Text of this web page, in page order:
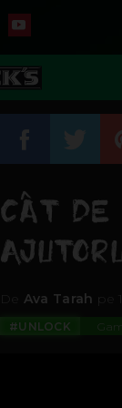
CÂT DE
Ava Tarah pe
#UNLOCK